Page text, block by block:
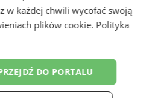
Tych.
prezentacji firm.
w kategorii
w każdej chwili wycofać swoją
plików cookie. Polityka
DO PORTALU